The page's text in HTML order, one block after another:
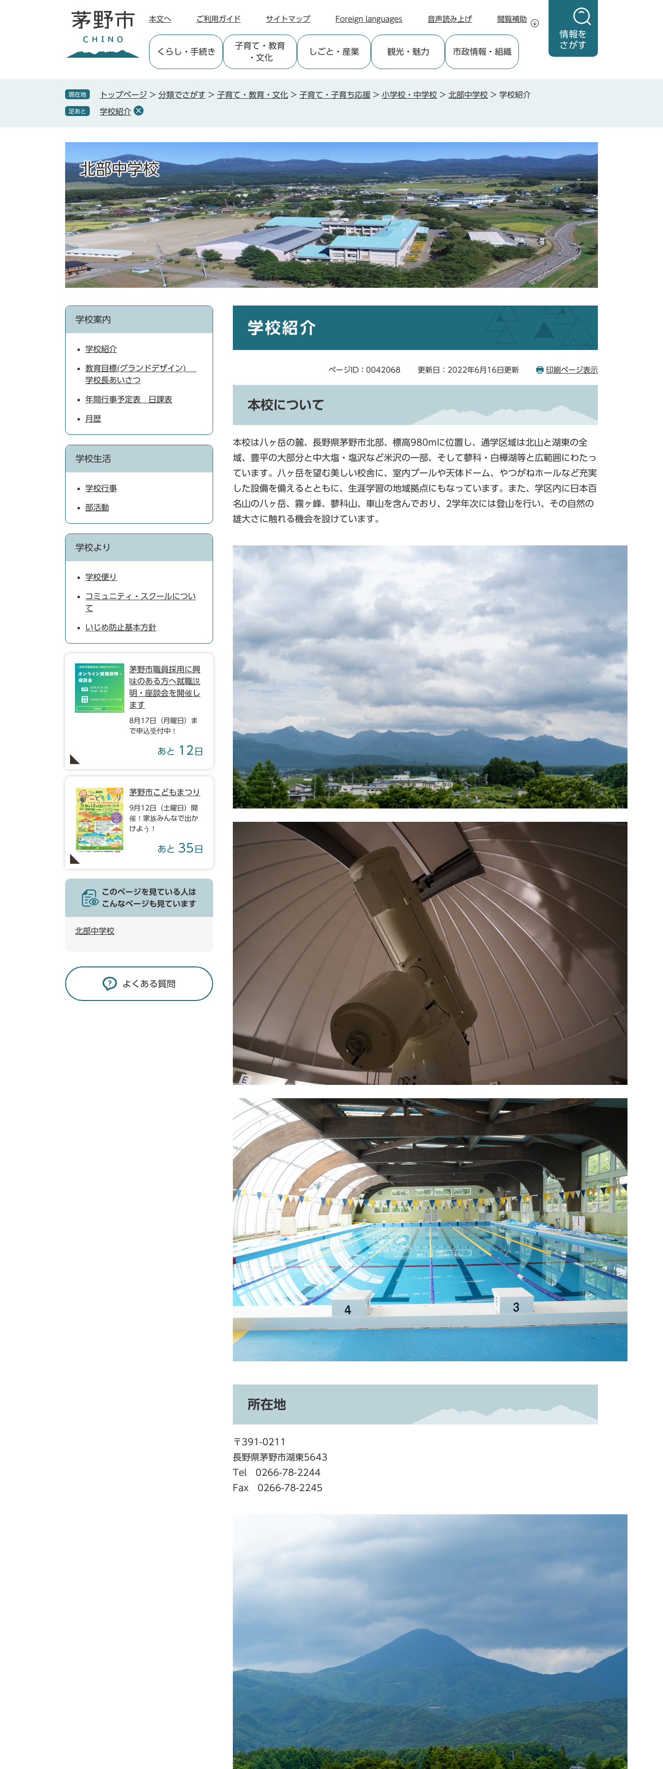
情報を
さがす
本文へ ご利用ガイド サイトマップ Foreign languages 音声読み上げ 閲覧補助
くらし ・手続き
子育て ・教育
・文化
しごと ・産業 観光・魅力 市政情報 ・組織
現在地 トップページ > 分類でさがす > 子育て・教育・文化 > 子育て・子育ち応援 > 小学校・中学校 > 北部中学校 > 学校紹介
足あと 学校紹介
北部中学校
学校紹介
ページID：0042068 更新日：2022年6月16日更新 印刷ページ表示
本校について
本校は八ヶ岳の麓、長野県茅野市北部、標高980mに位置し、通学区域は北山と湖東の全
域、豊平の大部分と中大塩・塩沢など米沢の一部、そして蓼科・白樺湖等と広範囲にわたっ
ています。八ヶ岳を望む美しい校舎に、室内プールや天体ドーム、やつがねホールなど充実
した設備を備えるとともに、生涯学習の地域拠点にもなっています。また、学区内に日本百
名山の八ヶ岳、霧ヶ峰、蓼科山、車山を含んでおり、2学年次には登山を行い、その自然の
雄大さに触れる機会を設けています。
所在地
〒391-0211
長野県茅野市湖東5643
Tel 0266-78-2244
Fax 0266-78-2245
学校案内
学校紹介
教育目標(グランドデザイン)
学校長あいさつ
年間行事予定表 日課表
月歴
学校生活
学校行事
部活動
学校より
学校便り
コミュニティ・スクールについ
て
いじめ防止基本方針
茅野市職員採用に興
味のある方へ就職説
明・座談会を開催し
ます
8月17日（月曜日）ま
で申込受付中！
あと 12 日
茅野市こどもまつり
9月12日（土曜日）開
催！家族みんなで出か
けよう！
あと 35 日
このページを見ている人は
こんなページも見ています
北部中学校
よくある質問